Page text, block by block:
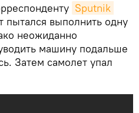
Sputnik
пытался выполнить одну
неожиданно
машину подальше
Затем самолет упал